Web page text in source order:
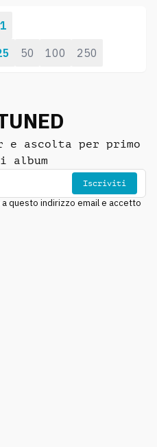
50 100 250
1
e ascolta per primo
album
Iscriviti
questo indirizzo email e accetto